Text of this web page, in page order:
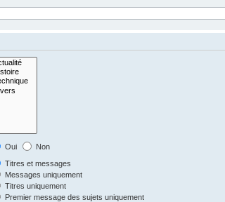
Oui
Non
Titres et messages
Messages uniquement
Titres uniquement
Premier message des sujets uniquement